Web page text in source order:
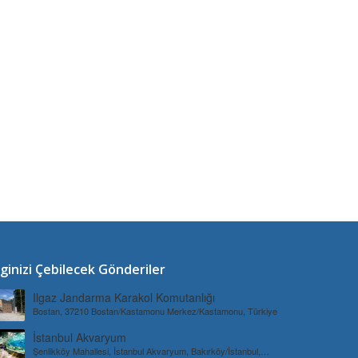
Çebilecek Gönderiler
Ilgaz Jandarma Karakol Komutanlığı
Bostan, 37210 Bostan/Kastamonu Merkez/Kastamonu, Türkiye
İstanbul Akvaryum
Şenlikköy Mahallesi, İstanbul Akvaryum, Bakırköy/İstanbul,